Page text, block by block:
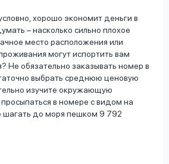
хорошо экономит деньги в
– насколько сильно плохое
место расположения или
могут испортить вам
Не обязательно заказывать номер в
выбрать среднюю ценовую
изучите окружающую
в номере с видом на
до моря пешком 9 792